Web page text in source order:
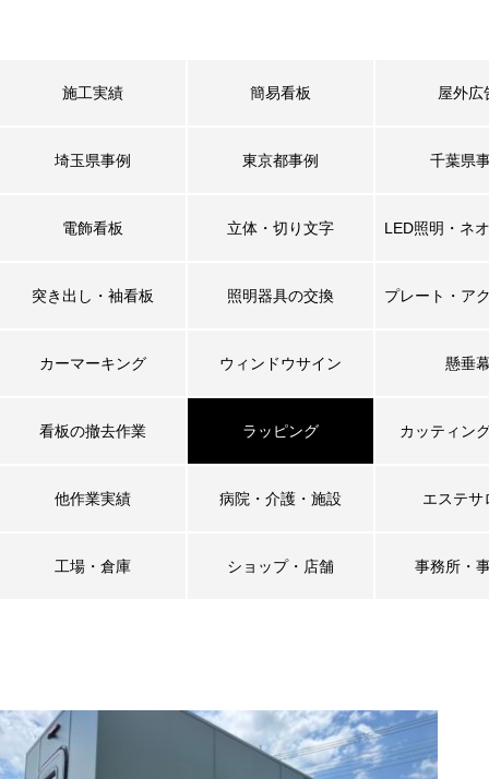
施工実績 簡易看板 屋外広
埼玉県事例 東京都事例 千葉県
電飾看板 立体・切り文字 LED照明・ネ
突き出し・袖看板 照明器具の交換 プレート・ア
カーマーキング ウィンドウサイン 懸垂
看板の撤去作業 ラッピング カッティン
他作業実績 病院・介護・施設 エステサ
工場・倉庫 ショップ・店舗 事務所・